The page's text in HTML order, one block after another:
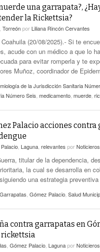
una garrapata?,
la Rickettsia?
Torreónpor Liliana Rincón Cervantes
(20/08/2025).- Si te
acude con un médico a que lo
para evitar romperla y te
Muñoz, coordinador de
de la Jurisdicción Sanitaria
Número Seis medicamento muerde
Palacio acciones
Laguna relevantes por
titular de la dependencia,
la cual se desarrolla en
una estrategia
Garrapatas Gómez Palacio Salud
contra garrapatas en
rickettsia
Gómez Palacio Lagunapor